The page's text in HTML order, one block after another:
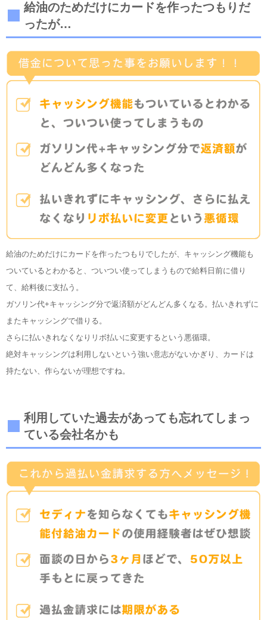
給油のためだけにカードを作ったつもりだ
ったが…
給油のためだけにカードを作ったつもりでしたが、キャッシング機能も
ついているとわかると、ついつい使ってしまうもので給料日前に借り
て、給料後に支払う。
ガソリン代+キャッシング分で返済額がどんどん多くなる。払いきれずに
またキャッシングで借りる。
さらに払いきれなくなりリボ払いに変更するという悪循環。
絶対キャッシングは利用しないという強い意志がないかぎり、カードは
持たない、作らないが理想ですね。
利用していた過去があっても忘れてしまっ
ている会社名かも